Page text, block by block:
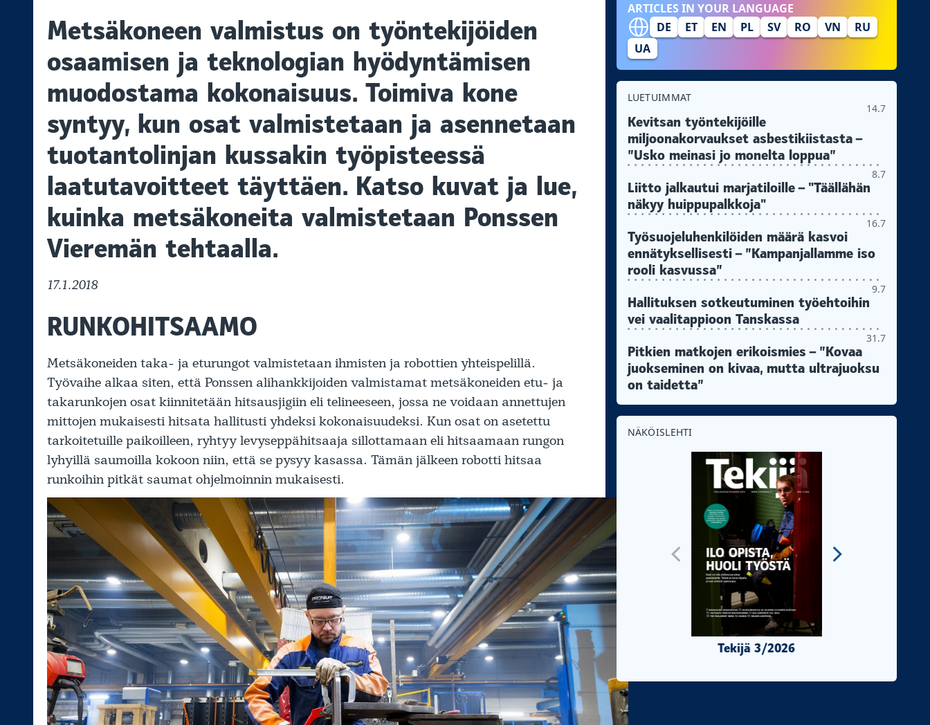
Metsäkoneen valmistus on työntekijöiden
osaamisen ja teknologian hyödyntämisen
muodostama kokonaisuus. Toimiva kone
syntyy, kun osat valmistetaan ja asennetaan
tuotantolinjan kussakin työpisteessä
laatutavoitteet täyttäen. Katso kuvat ja lue,
kuinka metsäkoneita valmistetaan Ponssen
Vieremän tehtaalla.
17.1.2018
RUNKOHITSAAMO
Metsäkoneiden taka- ja eturungot valmistetaan ihmisten ja robottien yhteispelillä.
Työvaihe alkaa siten, että Ponssen alihankkijoiden valmistamat metsäkoneiden etu- ja
takarunkojen osat kiinnitetään hitsausjigiin eli telineeseen, jossa ne voidaan annettujen
mittojen mukaisesti hitsata hallitusti yhdeksi kokonaisuudeksi. Kun osat on asetettu
tarkoitetuille paikoilleen, ryhtyy levyseppähitsaaja sillottamaan eli hitsaamaan rungon
lyhyillä saumoilla kokoon niin, että se pysyy kasassa. Tämän jälkeen robotti hitsaa
runkoihin pitkät saumat ohjelmoinnin mukaisesti.
ARTICLES IN YOUR LANGUAGE
DE
ET EN PL SV RO VN
RU
UA
LUETUIMMAT
14.7
Kevitsan työntekijöille
miljoonakorvaukset asbestikiistasta –
”Usko meinasi jo monelta loppua”
8.7
Liitto jalkautui marjatiloille – "Täällähän
näkyy huippupalkkoja"
16.7
Työsuojeluhenkilöiden määrä kasvoi
ennätyksellisesti – ”Kampanjallamme iso
rooli kasvussa”
9.7
Hallituksen sotkeutuminen työehtoihin
vei vaalitappioon Tanskassa
31.7
Pitkien matkojen erikoismies – ”Kovaa
juokseminen on kivaa, mutta ultrajuoksu
on taidetta”
NÄKÖISLEHTI
Tekijä 3/2026